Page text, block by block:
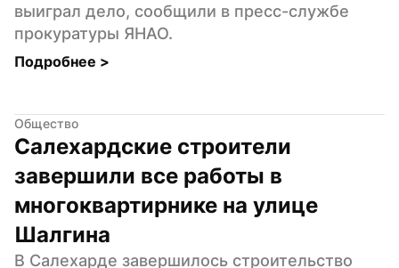
выиграл дело, сообщили в пресс-службе
прокуратуры ЯНАО.
Подробнее >
Общество
Салехардские строители
завершили все работы в
многоквартирнике на улице
Шалгина
В Салехарде завершилось строительство